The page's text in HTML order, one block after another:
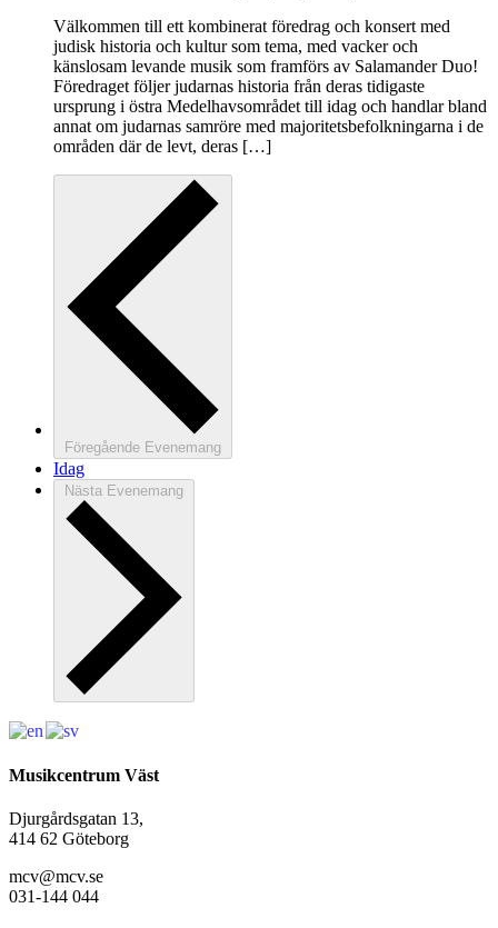
Välkommen till ett kombinerat föredrag och konsert med
judisk historia och kultur som tema, med vacker och
känslosam levande musik som framförs av Salamander Duo!
Föredraget följer judarnas historia från deras tidigaste
ursprung i östra Medelhavsområdet till idag och handlar bland
annat om judarnas samröre med majoritetsbefolkningarna i de
områden där de levt, deras […]
Föregående Evenemang
Idag
Nästa Evenemang
Musikcentrum Väst
Djurgårdsgatan 13,
414 62 Göteborg
mcv@mcv.se
031-144 044